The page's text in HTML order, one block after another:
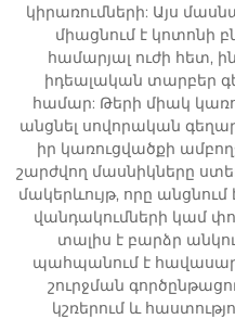
կիրառումների: Այս
միացնում է կոտոնի
համարյալ ուժի հետ,
իդեալական տարբեր
համար: Թերի միակ
անցնել սովորական
իր կառուցվածքի
շարժվող մասնիկները
մակերևույթ, որը
վանդակումների կամ
տալիս է բարձր
պահպանում է
շուրջման
կշռերում և